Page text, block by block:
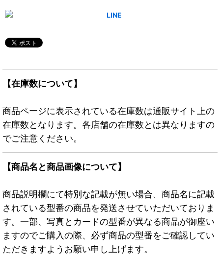
【在庫数について】
商品ページに表示されている在庫数は通販サイト上の
在庫数となります。各店舗の在庫数とは異なりますの
でご注意ください。
【商品名と商品画像について】
商品説明欄にて特別な記載が無い場合、商品名に記載
されている型番の商品を発送させていただいておりま
す。一部、写真とカードの型番が異なる商品が御座い
ますのでご購入の際、必ず商品の型番をご確認してい
ただきますようお願い申し上げます。